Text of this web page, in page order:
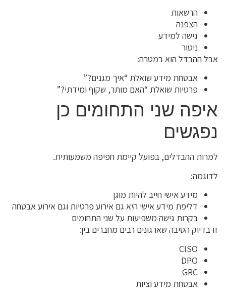
הרשאות
הצפנה
גישה למידע
ניטור
אבל ההבדל הוא במטרה:
אבטחת מידע שואלת “איך מגנים?”
פרטיות שואלת “האם מותר, שקוף ומידתי?”
איפה שני התחומים כן
נפגשים
למרות ההבדלים, בפועל קיימת חפיפה משמעותית.
לדוגמה:
מידע אישי חייב להיות מוגן
דליפת מידע אישי היא גם אירוע פרטיות וגם אירוע אבטחה
בקרות גישה משפיעות על שני התחומים
זו בדיוק הסיבה שארגונים רבים מחברים בין:
CISO
DPO
GRC
אבטחת מידע וציות